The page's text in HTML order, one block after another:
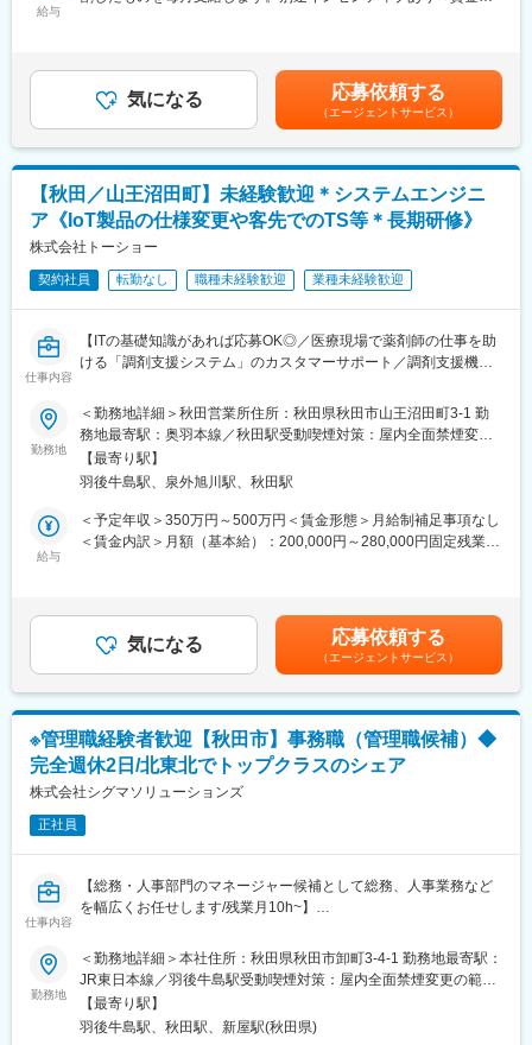
域を変えてのPJT打診も可能です。また、無期雇用派遣となるた
め、ＰＪＴの期間外もベース給与は保証いたします。
■当社で働く魅力
（1）最大限希望を考慮します
全国50地域以上のPJTからご提案し、なるべくご希望の勤務地に
アサインが可能です。また、次の契約での再配属の際の地域もし
っかり考慮いたします。これは小規模ならではの社内バッティン
グの少なさも大きく影響しています。
（2）小規模ならではの手厚いサポート
ウハウの蓄積から、メーカーさんへ転籍の可能性があるPJTも紹
介可能、また過去には、10年ほどブランクのある50代の方のご支
（3）長期就業／キャリア形成が可能
弊社所属のMRはシニア（50代）がボリュームゾーン。プロジェ
クト終了後も責任をもって再配属先を探します。また、過去営業
成績の優秀な方ではメーカー登用の実績もあります。
■企業の特徴
同社は国内最大級のヘルステック企業のグループ会社で、安定し
ーズの活気あふれる環境で、キャリアアップを目指せる魅力的な
職場です。
また、グループ間でのキャリア開発も可能です。MR以外の他職種
変更の範囲：会社の定める業務
給与
円（12分割）（一律手当を含む）＜昇給有無＞有＜残業手当＞有
＜給与補足＞※面接を通して、ご経験やスキルにより当社規定に基
づき決定いたします。■昇給、インセンティブあり■モデル年収：
20代650万、40代後半850万賃金はあくまでも目安の金額であ
り、選考を通じて上下する可能性があります。月給(月額)は固定手
当を含めた表記です。
気になる 応募依頼する
（エージェントサービス）
【秋田／山王沼田町】未経験歓迎＊システムエンジニ
ア《IoT製品の仕様変更や客先でのTS等＊長期研修》
株式会社トーショー
契約社員 転勤なし 職種未経験歓迎 業種未経験歓迎
仕事内容
【ITの基礎知識があれば応募OK◎／医療現場で薬剤師の仕事を助
ける「調剤支援システム」のカスタマーサポート／調剤支援機
【はじめに】
当ポジションは自社販売している大型IoT製品や薬剤システムの運
用～保守を担うシステムエンジニア職となっております。未経験
からチャレンジできる事に加えて、メーカー直雇用という貴重な
求人となっております。IT領域へキャリアチェンジされたい方歓
迎しております！
るため、社内でのデスクワークが6割、お客様先での業務が4割ほ
どとなります。また、外部のITベンダーとの打ち合わせ等もある
ため、関係者が多いのも当職種の特徴の一つとなります。
ます。
【ポジションの魅力】
・長期間の研修を用意しているため職種未経験＆技術的な知識が
全く無い方でも立ち上りが可能となっております。
・業界トップクラスの調剤システムやIoT製品を扱っており、業務
を通して最新の技術に触れることが可能です。
・正社員登用は前提の採用です。就業態度に問題がなければ原則
登用となり、業界トップクラスシェアを誇る優良企業の正社員と
して安定就業が可能です。（登用率98%、試験ノルマなし）
【同社の魅力】
◆医療業界に貢献：
最新のIoT技術に注力しており、これまで人の手でアナログに行わ
れていた薬剤管理を、全自動で管理、調整、計測、分包まで対応
勤務地
＜勤務地詳細＞秋田営業所住所：秋田県秋田市山王沼田町3-1 勤
務地最寄駅：奥羽本線／秋田駅受動喫煙対策：屋内全面禁煙変更
の範囲：会社の定める事業所（リモートワーク含む）
【最寄り駅】
羽後牛島駅、泉外旭川駅、秋田駅
給与
＜予定年収＞350万円～500万円＜賃金形態＞月給制補足事項なし
＜賃金内訳＞月額（基本給）：200,000円～280,000円固定残業手
＞※給与詳細は、年齢・スキルを考慮し決定します。■昇給：年1
回■賞与：年2回賃金はあくまでも目安の金額であり、選考を通じ
て上下する可能性があります。月給(月額)は固定手当を含めた表記
です。
気になる 応募依頼する
（エージェントサービス）
※管理職経験者歓迎【秋田市】事務職（管理職候補）◆
完全週休2日/北東北でトップクラスのシェア
株式会社シグマソリューションズ
正社員
仕事内容
【総務・人事部門のマネージャー候補として総務、人事業務など
を幅広くお任せします/残業月10h~】
■職務内容詳細：
同社では管理部門が総務と人事から成り立っています。
総務部の業務としてはトナー、プリンターなどの受発注管理業
務、売上入力・請求管理・契約管理、総務関連業務などがあり、
人事部門の業務としては採用、人材育成、労務管理などがありま
勤務地
＜勤務地詳細＞本社住所：秋田県秋田市卸町3-4-1 勤務地最寄駅：
JR東日本線／羽後牛島駅受動喫煙対策：屋内全面禁煙変更の範
囲：会社の定める事業所（リモートワーク含む）
【最寄り駅】
羽後牛島駅、秋田駅、新屋駅(秋田県)